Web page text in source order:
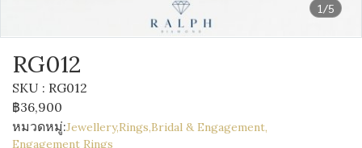
1/5
RG012
SKU : RG012
฿36,900
หมวดหมู่:Jewellery,Rings,Bridal & Engagement,
Engagement Rings